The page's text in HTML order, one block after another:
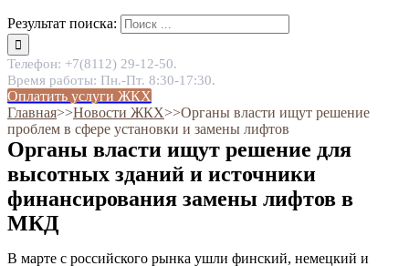
Результат поиска:
Телефон: +7(8112) 29-12-50.
Время работы: Пн.-Пт. 8:30-17:30.
Оплатить услуги ЖКХ
Главная˃˃Новости ЖКХ˃˃Органы власти ищут решение
проблем в сфере установки и замены лифтов
Органы власти ищут решение для
высотных зданий и источники
финансирования замены лифтов в
МКД
В марте с российского рынка ушли финский, немецкий и